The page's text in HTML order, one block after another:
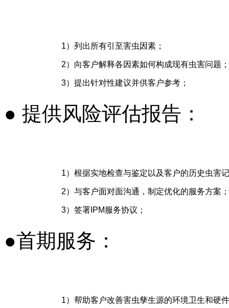
1）列出所有引至害虫因素；
2）向客户解释各因素如何构成现有虫害问题；
3）提出针对性建议并供客户参考；
● 提供风险评估报告：
1）根据实地检查与鉴定以及客户的历史虫害
2）与客户面对面沟通，制定优化的服务方案；
3）签署 IPM 服务协议；
●首期服务：
1）帮助客户改善害虫孳生源的环境卫生和硬